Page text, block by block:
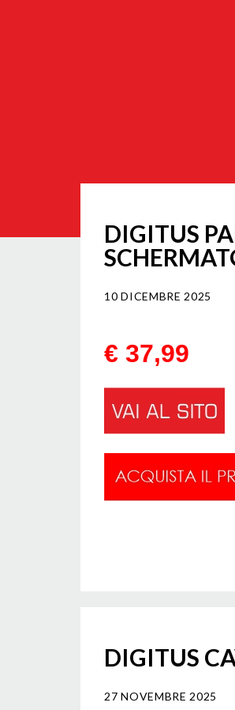
DIGITUS
10 DICEMBRE 2025
€ 37,99
DIGITUS
27 NOVEMBRE 2025